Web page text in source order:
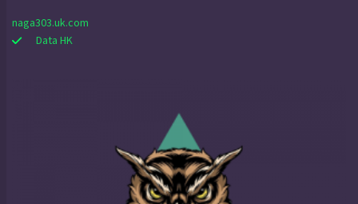
naga303.uk.com
Data HK